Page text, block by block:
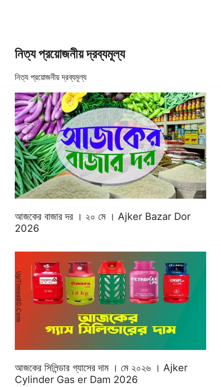
নিত্য প্রয়োজনীয় দ্রব্যমূল্য
নিত্য প্রয়োজনীয় দ্রব্যমূল্য
আজকের বাজার দর । ২০ মে । Ajker Bazar Dor
2026
আজকের সিলিন্ডার গ্যাসের দাম । মে ২০২৬ । Ajker
Cylinder Gas er Dam 2026